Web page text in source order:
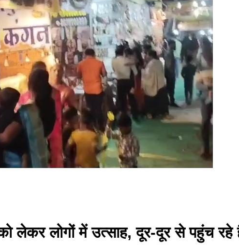
को लेकर लोगों में उत्साह, दूर-दूर से पहुंच रहे